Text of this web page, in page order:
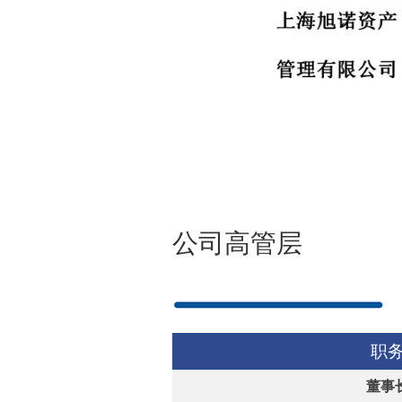
公司高管层
职
董事